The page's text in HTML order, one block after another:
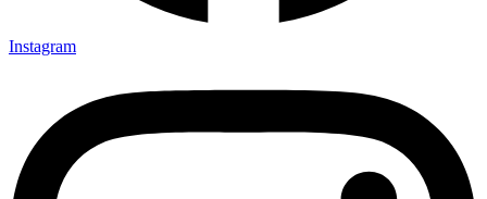
Instagram